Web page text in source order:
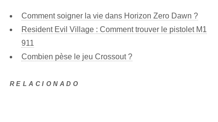
Comment soigner la vie dans Horizon Zero Dawn ?
Resident Evil Village : Comment trouver le pistolet M1
911
Combien pèse le jeu Crossout ?
RELACIONADO